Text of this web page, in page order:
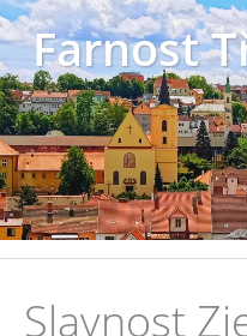
Farnost
Slavnost